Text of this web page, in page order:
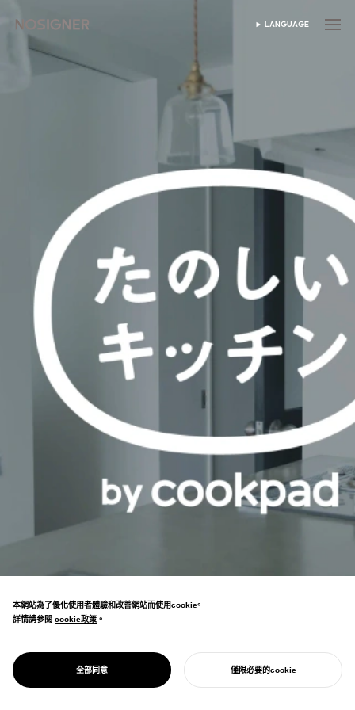
首頁 SELECT LANGUAGE
LANGUAGE
FUN KITCHEN BY
COOKPAD
由日本最大料理網站創立，以廚房為基礎的房
地產事業。提供提升料理樂趣的場所。
本網站為了優化使用者體驗和改善網站而使用cookie。
詳情請參閱 cookie政策
cookie政策 。
全部同意 僅限必要的cookie